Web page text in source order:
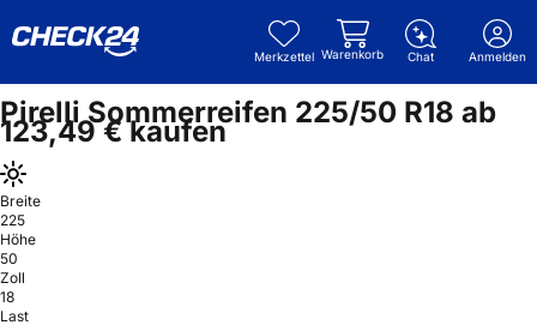
Merkzettel Warenkorb Chat Anmelden
Pirelli Sommerreifen 225/50 R18 ab
123,49 € kaufen
Breite
225
Höhe
50
Zoll
18
Last